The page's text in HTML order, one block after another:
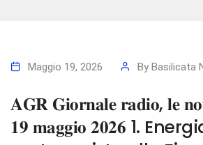
Maggio 19, 2026 By Basilicata
𝐀𝐆𝐑 𝐆𝐢𝐨𝐫𝐧𝐚𝐥𝐞 𝐫𝐚𝐝𝐢𝐨, 𝐥𝐞
𝟏𝟗 𝐦𝐚𝐠𝐠𝐢𝐨 𝟐𝟎𝟐𝟔 1.